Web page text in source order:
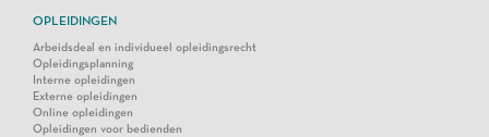
OPLEIDINGEN
Arbeidsdeal en individueel opleidingsrecht
Opleidingsplanning
Interne opleidingen
Externe opleidingen
Online opleidingen
Opleidingen voor bedienden